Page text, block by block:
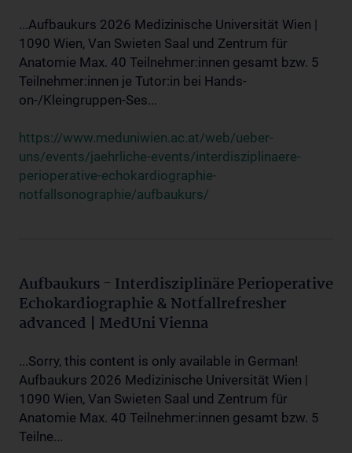
...Aufbaukurs 2026 Medizinische Universität Wien |
1090 Wien, Van Swieten Saal und Zentrum für
Anatomie Max. 40 Teilnehmer:innen gesamt bzw. 5
Teilnehmer:innen je Tutor:in bei Hands-
on-/Kleingruppen-Ses...
https://www.meduniwien.ac.at/web/ueber-
uns/events/jaehrliche-events/interdisziplinaere-
perioperative-echokardiographie-
notfallsonographie/aufbaukurs/
Aufbaukurs - Interdisziplinäre Perioperative
Echokardiographie & Notfallrefresher
advanced | MedUni Vienna
...Sorry, this content is only available in German!
Aufbaukurs 2026 Medizinische Universität Wien |
1090 Wien, Van Swieten Saal und Zentrum für
Anatomie Max. 40 Teilnehmer:innen gesamt bzw. 5
Teilne...